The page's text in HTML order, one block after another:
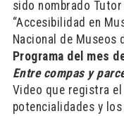
sido nombrado
“Accesibilidad en
Nacional de Museos
Programa del mes
Entre compas y
Video que registra
potencialidades y